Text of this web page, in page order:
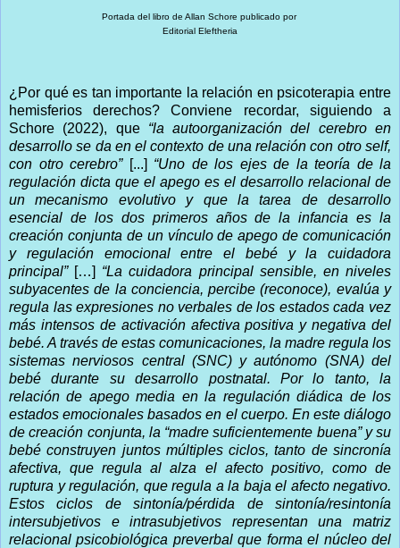
Portada del libro de Allan Schore publicado por
Editorial Eleftheria
¿Por qué es tan importante la relación en psicoterapia entre
hemisferios derechos? Conviene recordar, siguiendo a
Schore (2022), que “la autoorganización del cerebro en
desarrollo se da en el contexto de una relación con otro self,
con otro cerebro”[...] “Uno de los ejes de la teoría de la
regulación dicta que el apego es el desarrollo relacional de
un mecanismo evolutivo y que la tarea de desarrollo
esencial de los dos primeros años de la infancia es la
creación conjunta de un vínculo de apego de comunicación
y regulación emocional entre el bebé y la cuidadora
principal”[…] “La cuidadora principal sensible, en niveles
subyacentes de la conciencia, percibe (reconoce), evalúa y
regula las expresiones no verbales de los estados cada vez
más intensos de activación afectiva positiva y negativa del
bebé. A través de estas comunicaciones, la madre regula los
sistemas nerviosos central (SNC) y autónomo (SNA) del
bebé durante su desarrollo postnatal. Por lo tanto, la
relación de apego media en la regulación diádica de los
estados emocionales basados en el cuerpo. En este diálogo
de creación conjunta, la “madre suficientemente buena” y su
bebé construyen juntos múltiples ciclos, tanto de sincronía
afectiva, que regula al alza el afecto positivo, como de
ruptura y regulación, que regula a la baja el afecto negativo.
Estos ciclos de sintonía/pérdida de sintonía/resintonía
intersubjetivos e intrasubjetivos representan una matriz
relacional psicobiológica preverbal que forma el núcleo del